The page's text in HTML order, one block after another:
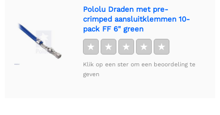
Pololu Draden met pre-
crimped aansluitklemmen 10-
pack FF 6" green
★ ★ ★ ★ ★
Klik op een ster om een beoordeling te
geven